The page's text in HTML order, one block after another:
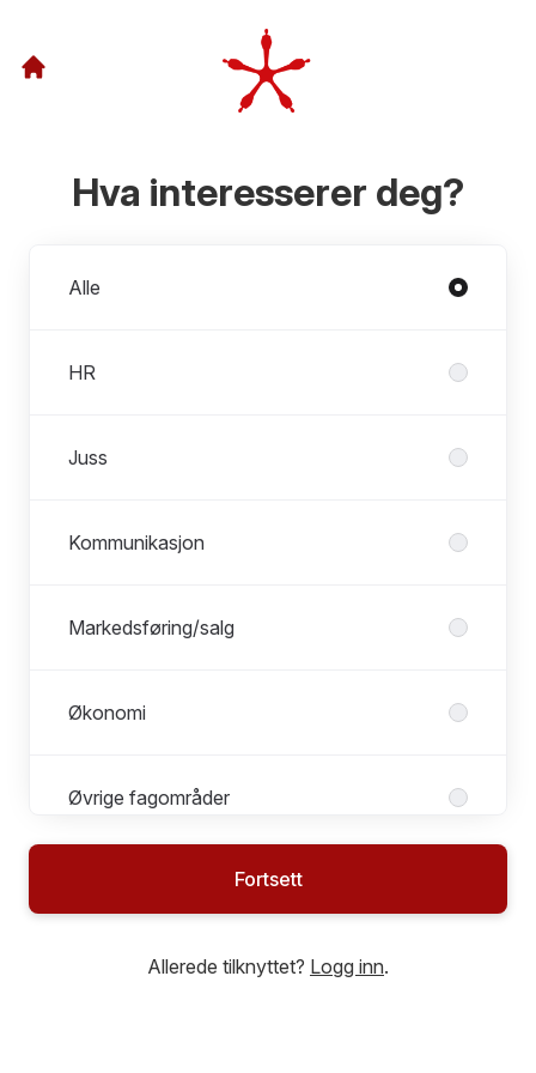
Hva interesserer deg?
Alle
HR
Juss
Kommunikasjon
Markedsføring/salg
Økonomi
Øvrige fagområder
Fortsett
Allerede tilknyttet? Logg inn.